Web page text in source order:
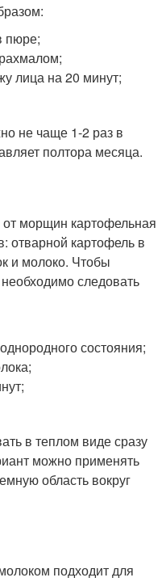
пюре;
лица на 20 минут;
не чаще 1-2 раз в
полтора месяца.
от морщин картофельная
отварной картофель в
и молоко. Чтобы
следовать
состояния;
в теплом виде сразу
можно применять
область вокруг
подходит для